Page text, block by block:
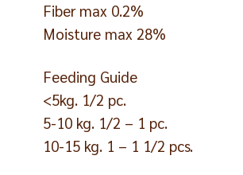
Fiber max 0.2%
Moisture max 28%
Feeding Guide
<5kg. 1/2 pc.
5-10 kg. 1/2 – 1 pc.
10-15 kg. 1 – 1 1/2 pcs.